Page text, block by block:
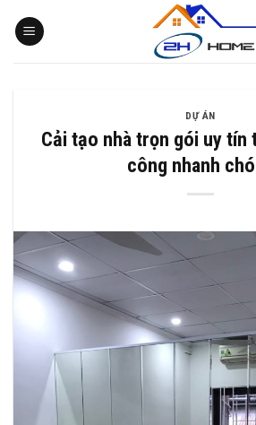
qua
DỰ ÁN
Cải tạo nhà trọn gói uy tín
công nhanh